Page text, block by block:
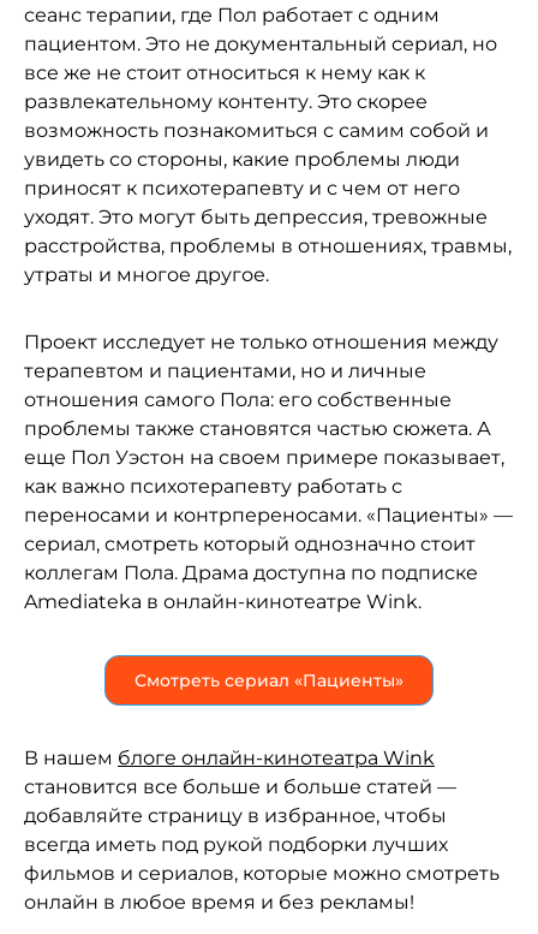
сеанс терапии, где Пол работает с одним
пациентом. Это не документальный сериал, но
все же не стоит относиться к нему как к
развлекательному контенту. Это скорее
возможность познакомиться с самим собой и
увидеть со стороны, какие проблемы люди
приносят к психотерапевту и с чем от него
уходят. Это могут быть депрессия, тревожные
расстройства, проблемы в отношениях, травмы,
утраты и многое другое.
Проект исследует не только отношения между
терапевтом и пациентами, но и личные
отношения самого Пола: его собственные
проблемы также становятся частью сюжета. А
еще Пол Уэстон на своем примере показывает,
как важно психотерапевту работать с
переносами и контрпереносами. «Пациенты» —
сериал, смотреть который однозначно стоит
коллегам Пола. Драма доступна по подписке
Amediateka в онлайн-кинотеатре Wink.
Смотреть сериал «Пациенты»
В нашем блоге онлайн-кинотеатра Wink
становится все больше и больше статей —
добавляйте страницу в избранное, чтобы
всегда иметь под рукой подборки лучших
фильмов и сериалов, которые можно смотреть
онлайн в любое время и без рекламы!